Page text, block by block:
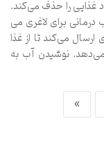
غذایی را حذف می‌کند.
برای لاغری می
می‌کند تا از غذا
نوشیدن آب به
»